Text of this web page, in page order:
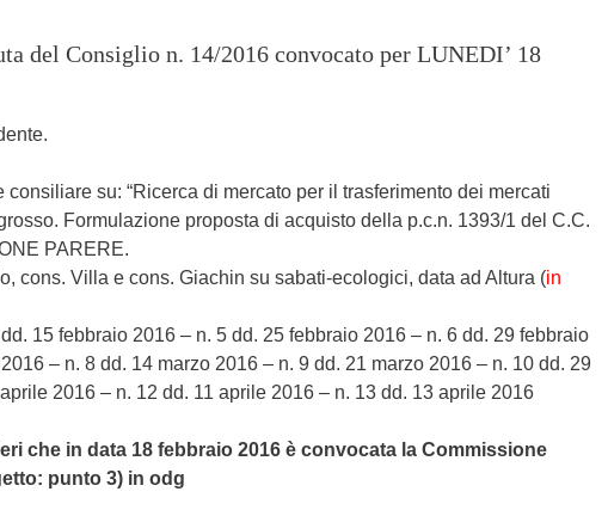
del Consiglio n. 14/2016 convocato per LUNEDI’ 18
su: “Ricerca di mercato per il trasferimento dei mercati
Formulazione proposta di acquisto della p.c.n. 1393/1 del C.C.
PARERE.
cons. Villa e cons. Giachin su sabati-ecologici, data ad Altura (in
15 febbraio 2016 – n. 5 dd. 25 febbraio 2016 – n. 6 dd. 29 febbraio
– n. 8 dd. 14 marzo 2016 – n. 9 dd. 21 marzo 2016 – n. 10 dd. 29
2016 – n. 12 dd. 11 aprile 2016 – n. 13 dd. 13 aprile 2016
che in data 18 febbraio 2016 è convocata la Commissione
punto 3) in odg